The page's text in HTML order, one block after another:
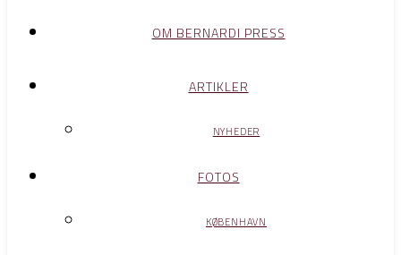
OM BERNARDI PRESS
ARTIKLER
NYHEDER
FOTOS
KØBENHAVN